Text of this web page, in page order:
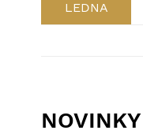
LEDNA
NOVINKY